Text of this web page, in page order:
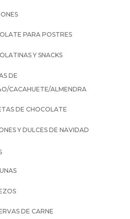
PARA POSTRES
Y SNACKS
DE
CACAHUETE/ALMENDRA
DE CHOCOLATE
Y DULCES DE NAVIDAD
DE CARNE